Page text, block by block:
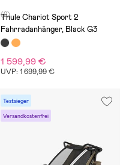
(2)
Thule Chariot Sport 2
Fahrradanhänger, Black G3
1 599,99 €
UVP: 1 699,99 €
Testsieger
Versandkostenfrei